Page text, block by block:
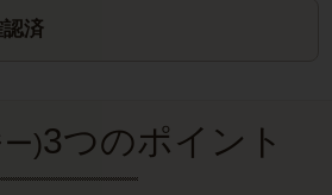
済
)3つのポイント